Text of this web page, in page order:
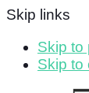
Skip links
Skip to
Skip to